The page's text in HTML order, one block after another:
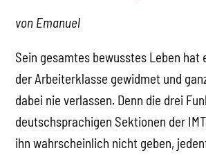
von Emanuel
Sein gesamtes bewusstes Leben hat
der Arbeiterklasse gewidmet und
dabei nie verlassen. Denn die drei
deutschsprachigen Sektionen der
ihn wahrscheinlich nicht geben,